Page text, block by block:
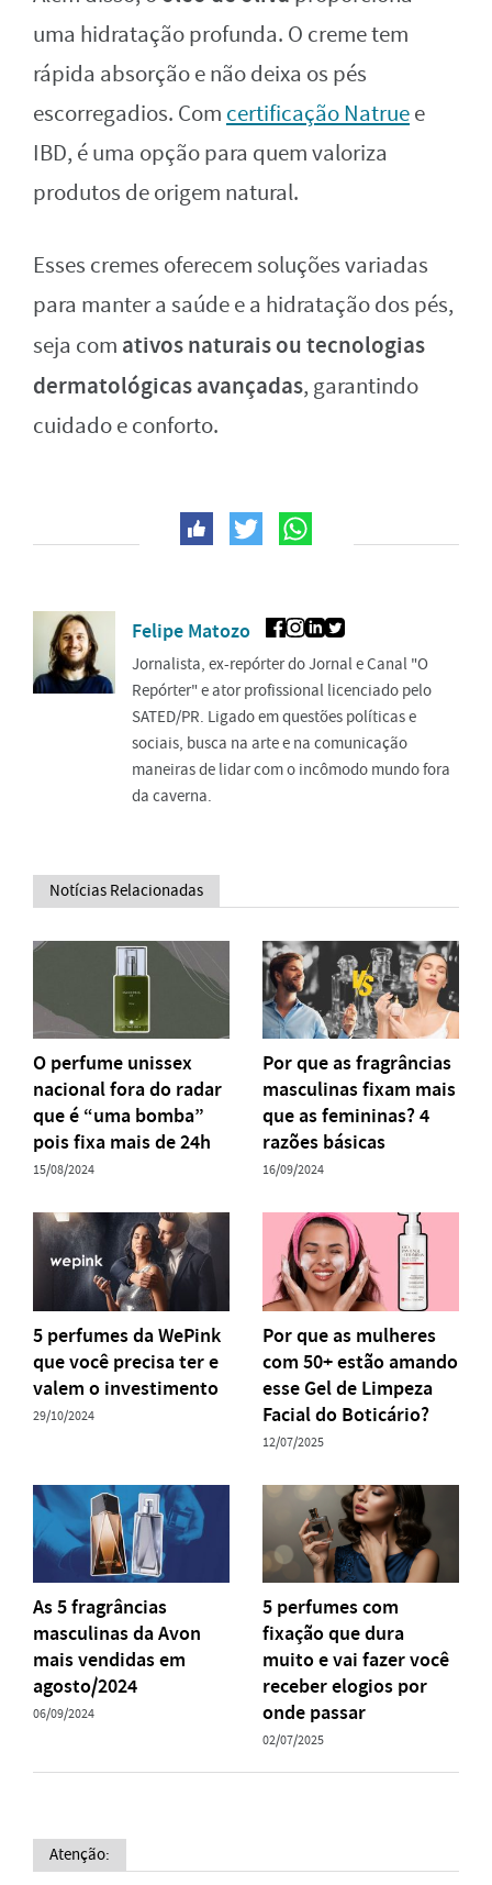
uma hidratação profunda. O creme tem
rápida absorção e não deixa os pés
escorregadios. Com certificação Natruee
IBD, é uma opção para quem valoriza
produtos de origem natural.
Esses cremes oferecem soluções variadas
para manter a saúde e a hidratação dos pés,
seja com ativos naturais ou tecnologias
dermatológicas avançadas, garantindo
cuidado e conforto.
Felipe Matozo
Jornalista, ex-repórter do Jornal e Canal "O
Repórter" e ator profissional licenciado pelo
SATED/PR. Ligado em questões políticas e
sociais, busca na arte e na comunicação
maneiras de lidar com o incômodo mundo fora
da caverna.
Notícias Relacionadas
O perfume unissex
nacional fora do radar
que é “uma bomba”
pois fixa mais de 24h
15/08/2024
Por que as fragrâncias
masculinas fixam mais
que as femininas? 4
razões básicas
16/09/2024
5 perfumes da WePink
que você precisa ter e
valem o investimento
29/10/2024
Por que as mulheres
com 50+ estão amando
esse Gel de Limpeza
Facial do Boticário?
12/07/2025
As 5 fragrâncias
masculinas da Avon
mais vendidas em
agosto/2024
06/09/2024
5 perfumes com
fixação que dura
muito e vai fazer você
receber elogios por
onde passar
02/07/2025
Atenção: